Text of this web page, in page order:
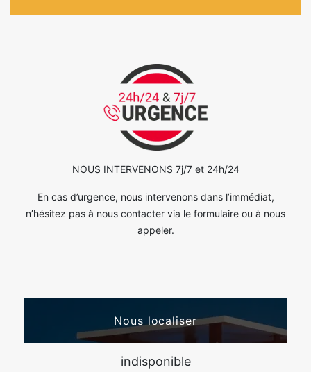
NOUS INTERVENONS 7j/7 et 24h/24
En cas d’urgence, nous intervenons dans l’immédiat,
n’hésitez pas à nous contacter via le formulaire ou à nous
appeler.
Nous localiser
indisponible